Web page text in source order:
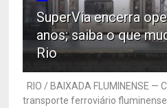
SuperVia encerra
anos; saiba o que
Rio
RIO / BAIXADA FLUMINENSE —
transporte ferroviário